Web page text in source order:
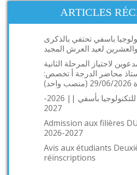
ARTICLES
باسفي تحتفي بالذكرى
لعيد العرش المجيد
لاجتياز المرحلة الثانية
محاضر الدرجة أ تخصص:
ولوج المدرسة العليا للتكنولوجيا بأسفي || 2026-
2027
Admission aux filières
2026-2027
Avis aux étudiants
réinscriptions